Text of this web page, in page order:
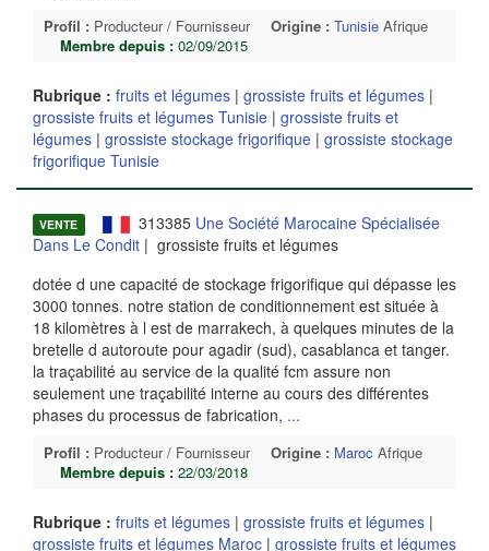
Profil : Producteur / Fournisseur Origine : Tunisie Afrique
Membre depuis : 02/09/2015
Rubrique : fruits et légumes | grossiste fruits et légumes |
grossiste fruits et légumes Tunisie | grossiste fruits et
légumes | grossiste stockage frigorifique | grossiste stockage
frigorifique Tunisie
VENTE 313385 Une Société Marocaine Spécialisée
Dans Le Condit | grossiste fruits et légumes
dotée d une capacité de stockage frigorifique qui dépasse les
3000 tonnes. notre station de conditionnement est située à
18 kilomètres à l est de marrakech, à quelques minutes de la
bretelle d autoroute pour agadir (sud), casablanca et tanger.
la traçabilité au service de la qualité fcm assure non
seulement une traçabilité interne au cours des différentes
phases du processus de fabrication, ...
Profil : Producteur / Fournisseur Origine : Maroc Afrique
Membre depuis : 22/03/2018
Rubrique : fruits et légumes | grossiste fruits et légumes |
grossiste fruits et légumes Maroc | grossiste fruits et légumes